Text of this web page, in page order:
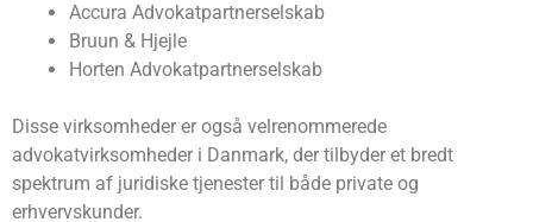
Accura Advokatpartnerselskab
Bruun & Hjejle
Horten Advokatpartnerselskab
Disse virksomheder er også velrenommerede
advokatvirksomheder i Danmark, der tilbyder et bredt
spektrum af juridiske tjenester til både private og
erhvervskunder.